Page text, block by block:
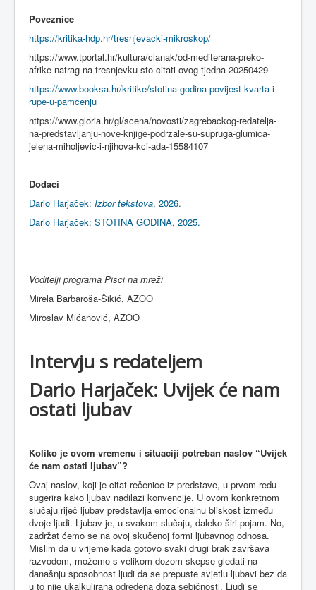
Poveznice
https://kritika-hdp.hr/tresnjevacki-mikroskop/
https://www.tportal.hr/kultura/clanak/od-mediterana-preko-
afrike-natrag-na-tresnjevku-sto-citati-ovog-tjedna-20250429
https://www.booksa.hr/kritike/stotina-godina-povijest-kvarta-i-
rupe-u-pamcenju
https://www.gloria.hr/gl/scena/novosti/zagrebackog-redatelja-
na-predstavljanju-nove-knjige-podrzale-su-supruga-glumica-
jelena-miholjevic-i-njihova-kci-ada-15584107
Dodaci
Dario Harjaček: Izbor tekstova, 2026.
Dario Harjaček: STOTINA GODINA, 2025.
Voditelji programa Pisci na mreži
Mirela Barbaroša-Šikić, AZOO
Miroslav Mićanović, AZOO
Intervju s redateljem
Dario Harjaček: Uvijek će nam
ostati ljubav
Koliko je ovom vremenu i situaciji potreban naslov “Uvijek
će nam ostati ljubav”?
Ovaj naslov, koji je citat rečenice iz predstave, u prvom redu
sugerira kako ljubav nadilazi konvencije. U ovom konkretnom
slučaju riječ ljubav predstavlja emocionalnu bliskost između
dvoje ljudi. Ljubav je, u svakom slučaju, daleko širi pojam. No,
zadržat ćemo se na ovoj skučenoj formi ljubavnog odnosa.
Mislim da u vrijeme kada gotovo svaki drugi brak završava
razvodom, možemo s velikom dozom skepse gledati na
današnju sposobnost ljudi da se prepuste svjetlu ljubavi bez da
u to nije ukalkulirana određena doza sebičnosti. Ljudi se